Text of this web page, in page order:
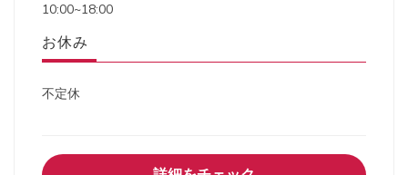
10:00~18:00
お休み
不定休